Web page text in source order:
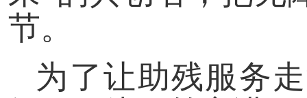
节。
为了让助残服务